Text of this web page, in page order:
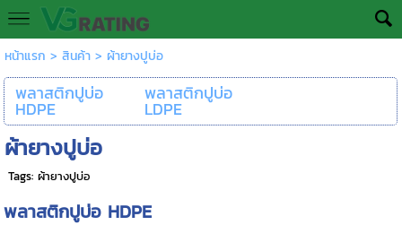
หน้าแรก > สินค้า> ผ้ายางปูบ่อ
พลาสติกปูบ่อ
HDPE
พลาสติกปูบ่อ
LDPE
ผ้ายางปูบ่อ
Tags: ผ้ายางปูบ่อ
พลาสติกปูบ่อ HDPE